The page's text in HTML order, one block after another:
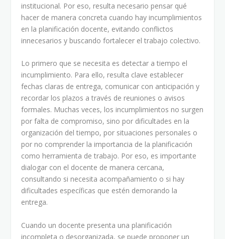
institucional. Por eso, resulta necesario pensar qué
hacer de manera concreta cuando hay incumplimientos
en la planificación docente, evitando conflictos
innecesarios y buscando fortalecer el trabajo colectivo.
Lo primero que se necesita es detectar a tiempo el
incumplimiento. Para ello, resulta clave establecer
fechas claras de entrega, comunicar con anticipación y
recordar los plazos a través de reuniones o avisos
formales. Muchas veces, los incumplimientos no surgen
por falta de compromiso, sino por dificultades en la
organización del tiempo, por situaciones personales o
por no comprender la importancia de la planificación
como herramienta de trabajo. Por eso, es importante
dialogar con el docente de manera cercana,
consultando si necesita acompañamiento o si hay
dificultades específicas que estén demorando la
entrega.
Cuando un docente presenta una planificación
incompleta o desorganizada, se puede proponer un